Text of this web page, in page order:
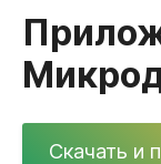
Скачать и